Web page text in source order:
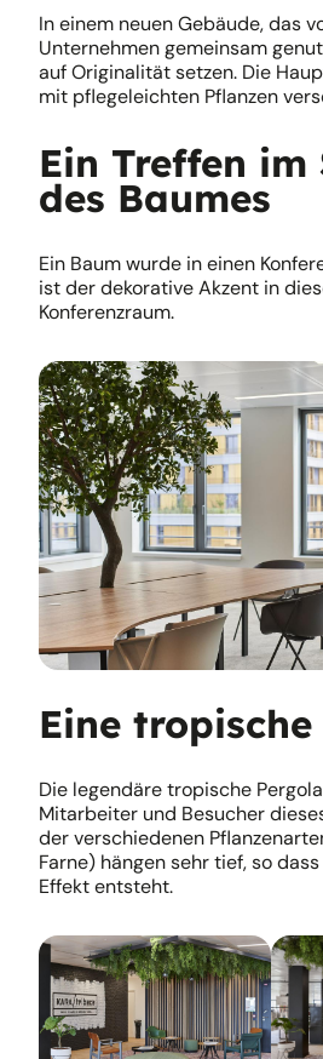
In einem neuen Gebäude, das
Unternehmen gemeinsam
auf Originalität setzen. Die
mit pflegeleichten Pflanzen
Ein Treffen im
des Baumes
Ein Baum wurde in einen
ist der dekorative Akzent in
Konferenzraum.
Eine
Die legendäre tropische
Mitarbeiter und Besucher
der verschiedenen
Farne) hängen sehr tief, so
Effekt entsteht.